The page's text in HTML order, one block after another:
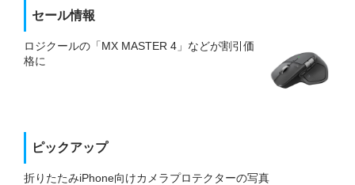
セール情報
ロジクールの「MX MASTER 4」などが割引価
格に
ピックアップ
折りたたみiPhone向けカメラプロテクターの写真